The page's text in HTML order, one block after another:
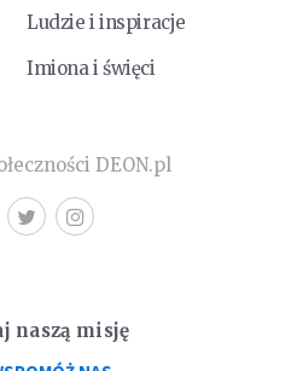
Ludzie i inspiracje
Imiona i święci
DEON.pl
naszą misję